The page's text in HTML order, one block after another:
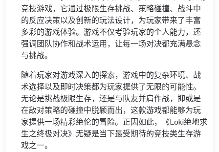
竞技游戏，它通过极限生存挑战、策略碰撞、战斗中
的反应决策以及创新的玩法设计，为玩家带来了丰富
多彩的游戏体验。游戏不仅考验玩家的个人能力，还
强调团队协作和战术运用，让每一场对决都充满悬念
与挑战。
随着玩家对游戏深入的探索，游戏中的复杂环境、战
术选择以及即时决策都为玩家提供了无限的可能性。
无论是挑战极限生存，还是与队友并肩作战，抑或是
在敌对策略的碰撞中脱颖而出，这款游戏都能够为玩
家提供一场精彩绝伦的冒险。正因如此，《Loki绝地求
生之终极对决》无疑是当下最受期待的竞技类生存游
戏之一。